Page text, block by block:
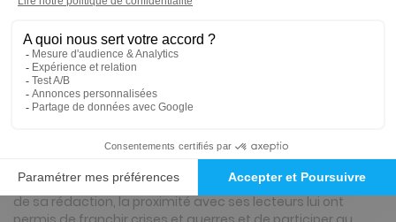
Présentation du magazine Le Républicain
Lorrain, Ed. de Forbach
Fondé en 1919 en langue allemande sous le nom de Metzer
quotidien de Victor Demange prend, en 1936, le nom de
de son personnel, la liberté d’expression et l’indépendance
de sa rédaction, la proximité avec ses lecteurs lui ont